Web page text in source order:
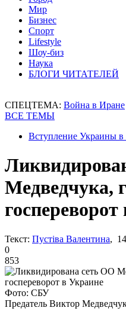
Мир
Бизнес
Спорт
Lifestyle
Шоу-биз
Наука
БЛОГИ ЧИТАТЕЛЕЙ
СПЕЦТЕМА: Война в Иране
ВСЕ ТЕМЫ
Вступление Украины
Медведчука,
Текст: Пустіва Валентина,
0
853
Фото: СБУ
Предатель Виктор